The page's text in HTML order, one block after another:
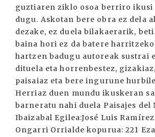
guztiaren ziklo osoa berriro ikusi
dugu. Askotan bere obra ez dela
dezake, ez duela bilakaerarik,
baina hori ez da batere
hartzen badugu autoreak sustrai
dituela eta horrenbestez,
paisaiaz eta bere ingurune
Herriaz duen mundu ikuskeran
barneratu nahi duela Paisajes del
Ibaizabal Egilea:José Luis
Ongarri Orrialde kopurua: 221